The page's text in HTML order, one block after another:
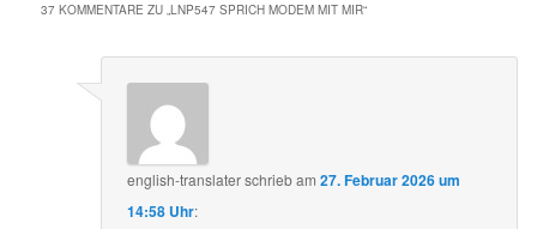
37 KOMMENTARE ZU „LNP547 SPRICH MODEM MIT MIR“
english-translaterschriebam27. Februar 2026 um
14:58 Uhr: